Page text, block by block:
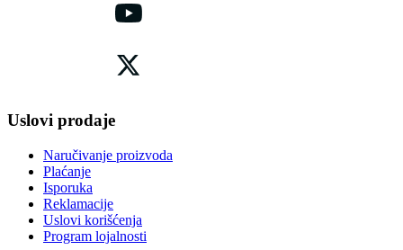
Uslovi prodaje
Naručivanje proizvoda
Plaćanje
Isporuka
Reklamacije
Uslovi korišćenja
Program lojalnosti